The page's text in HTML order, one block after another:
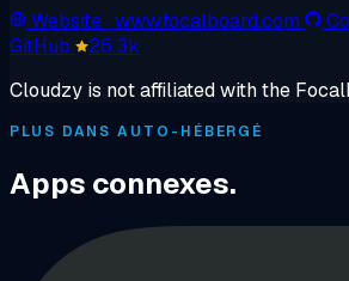
Website· www.focalboard.com
GitHub
26.3k
Cloudzy is not affiliated with the
PLUS DANS AUTO-HÉBERGÉ
Apps connexes.